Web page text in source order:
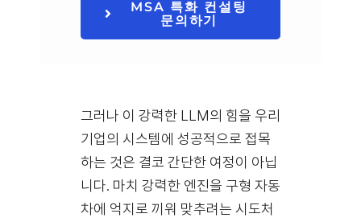
MSA 특화 컨설팅
문의하기
그러나 이 강력한 LLM의 힘을 우리
기업의 시스템에 성공적으로 접목
하는 것은 결코 간단한 여정이 아닙
니다. 마치 강력한 엔진을 구형 자동
차에 억지로 끼워 맞추려는 시도처